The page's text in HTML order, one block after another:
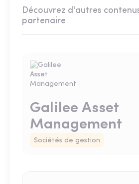
Découvrez d'autres
partenaire
Galilee Asset
Management
Sociétés de gestion